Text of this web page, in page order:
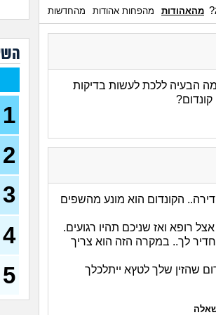
מהאהודות מהפחות אהודות מהחדשות
הבעיה ללכת לעשות בדיקות
קונדום?
הקונדום הוא מונע מהשפים
רופא ואז שניכם תהיו רגועים.
לך.. במקרה הזה הוא צריך
שהזין שלך לטץא ייתלכלך
(אל,
-
שוקו,
או
1
2
3
4
5